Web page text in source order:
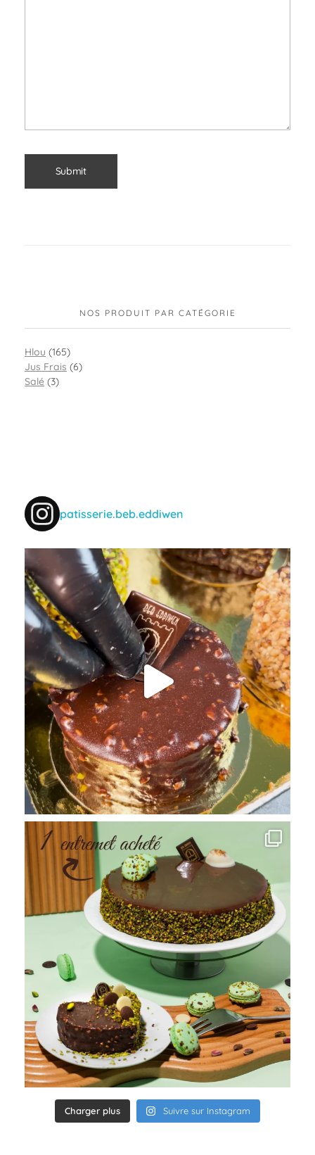
NOS PRODUIT PAR CATÉGORIE
Hlou (165)
Jus Frais (6)
Salé (3)
patisserie.beb.eddiwen
Charger plus Suivre sur Instagram